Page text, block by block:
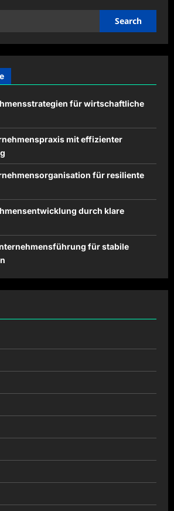
für wirtschaftliche
mit effizienter
für resiliente
durch klare
für stabile